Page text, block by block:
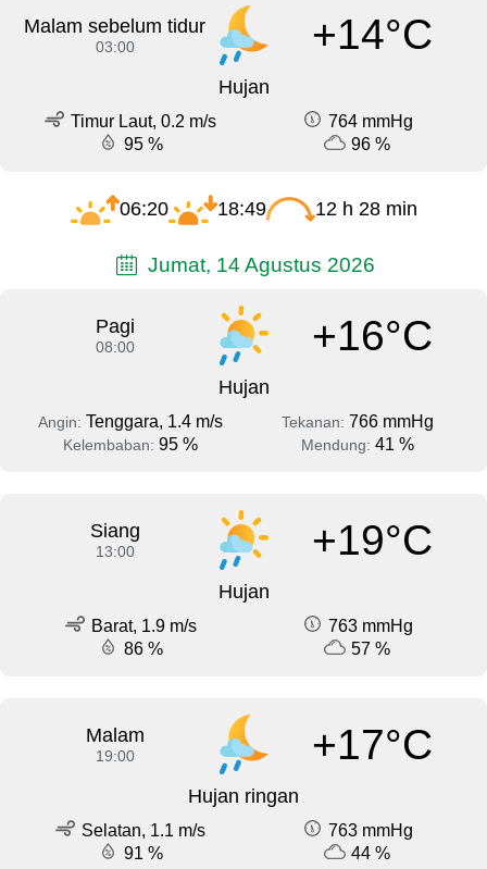
Malam sebelum tidur
03:00 +14°C
Hujan
Timur Laut, 0.2 m/s
764 mmHg
95 %
96 %
06:20 18:49 12 h 28 min
Jumat, 14 Agustus 2026
Pagi
08:00 +16°C
Hujan
Angin: Tenggara, 1.4 m/s Tekanan: 766 mmHg
Kelembaban: 95 % Mendung: 41 %
Siang
13:00 +19°C
Hujan
Barat, 1.9 m/s
763 mmHg
86 %
57 %
Malam
19:00 +17°C
Hujan ringan
Selatan, 1.1 m/s
763 mmHg
91 %
44 %